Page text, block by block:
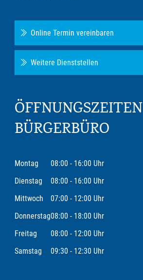
Online Termin vereinbaren
Weitere Dienststellen
ÖFFNUNGSZEITEN
BÜRGERBÜRO
Montag
08:00 - 16:00 Uhr
Dienstag
08:00 - 16:00 Uhr
Mittwoch
07:00 - 12:00 Uhr
Donnerstag08:00 - 18:00 Uhr
Freitag
08:00 - 12:00 Uhr
Samstag
09:30 - 12:30 Uhr